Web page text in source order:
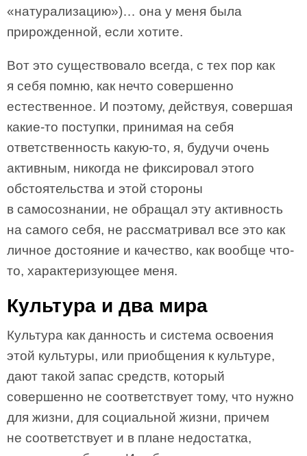
«натурализацию»)… она у меня была
прирожденной, если хотите.
Вот это существовало всегда, с тех пор как
я себя помню, как нечто совершенно
естественное. И поэтому, действуя, совершая
какие-то поступки, принимая на себя
ответственность какую-то, я, будучи очень
активным, никогда не фиксировал этого
обстоятельства и этой стороны
в самосознании, не обращал эту активность
на самого себя, не рассматривал все это как
личное достояние и качество, как вообще что-
то, характеризующее меня.
Культура и два мира
Культура как данность и система освоения
этой культуры, или приобщения к культуре,
дают такой запас средств, который
совершенно не соответствует тому, что нужно
для жизни, для социальной жизни, причем
не соответствует и в плане недостатка,